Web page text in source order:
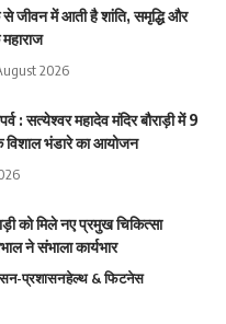
जीवन में आती है शांति, समृद्धि और
2026
: सत्येश्वर महादेव मंदिर बौराड़ी में 9
विशाल भंडारे का आयोजन
को मिले नए प्रमुख चिकित्सा
ने संभाला कार्यभार
प्रशासनहेल्थ & फिटनेस